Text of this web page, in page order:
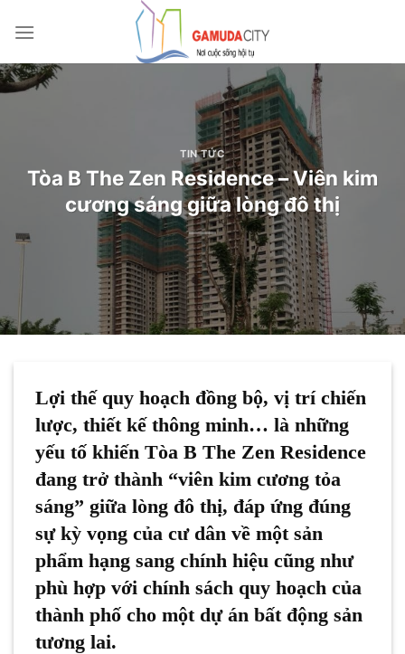
qua
dung
TIN TỨC
Tòa B The Zen Residence – Viên kim
cương sáng giữa lòng đô thị
Lợi thế quy hoạch đồng bộ, vị trí chiến
lược, thiết kế thông minh… là những
yếu tố khiến Tòa B The Zen Residence
đang trở thành “viên kim cương tỏa
sáng” giữa lòng đô thị, đáp ứng đúng
sự kỳ vọng của cư dân về một sản
phẩm hạng sang chính hiệu cũng như
phù hợp với chính sách quy hoạch của
thành phố cho một dự án bất động sản
tương lai.